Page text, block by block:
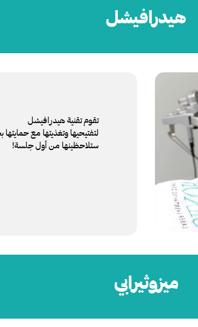
هيدرافيشل
تقوم تقنية هيدرافيشل
ستلاحظينها من أول جلسة!
ميزوثيرابي